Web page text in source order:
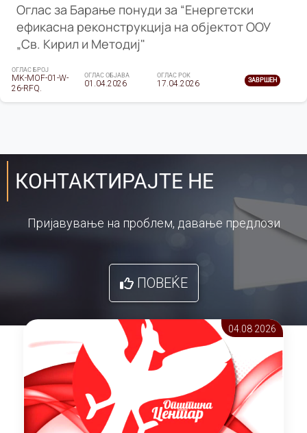
Оглас за Барање понуди за “Енергетски
ефикасна реконструкција на објектот ООУ
„Св. Кирил и Методиј"
ОГЛАС БРОЈ
MK-MOF-01-W-
26-RFQ.
ОГЛАС ОБЈАВА
01.04.2026
ОГЛАС РОК
17.04.2026 ЗАВРШЕН
КОНТАКТИРАЈТЕ НЕ
Пријавување на проблем, давање предлози
ПОВЕЌЕ
04.08 2026